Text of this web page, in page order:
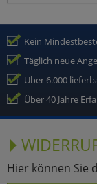
Kein
Täglich neue
Über 6.000
Über 40 Jahre
Hier können Sie